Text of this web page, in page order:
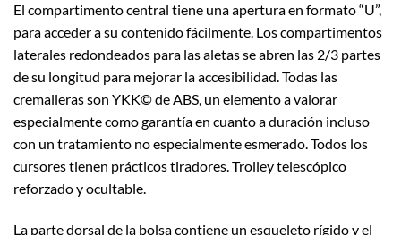
El compartimento central tiene una apertura en formato “U”,
para acceder a su contenido fácilmente. Los compartimentos
laterales redondeados para las aletas se abren las 2/3 partes
de su longitud para mejorar la accesibilidad. Todas las
cremalleras son YKK© de ABS, un elemento a valorar
especialmente como garantía en cuanto a duración incluso
con un tratamiento no especialmente esmerado. Todos los
cursores tienen prácticos tiradores. Trolley telescópico
reforzado y ocultable.
La parte dorsal de la bolsa contiene un esqueleto rígido y el